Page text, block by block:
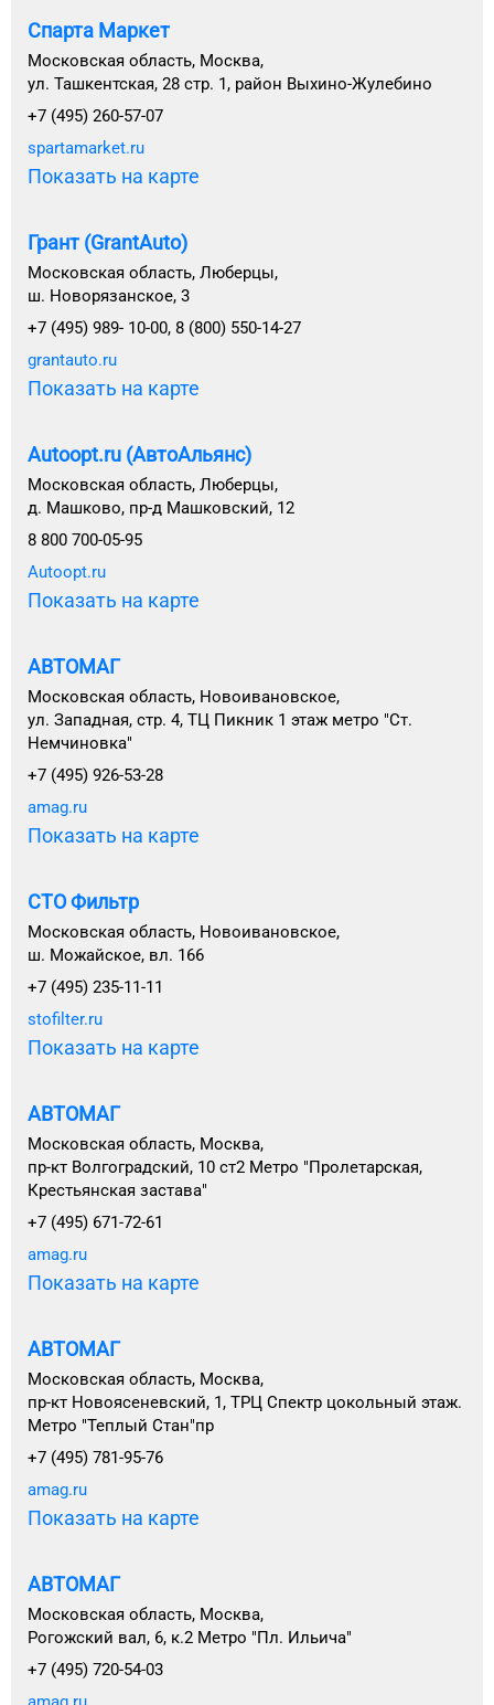
Спарта Маркет
Московская область, Москва,
ул. Ташкентская, 28 стр. 1, район Выхино-Жулебино
+7 (495) 260-57-07
spartamarket.ru
Показать на карте
Грант (GrantAuto)
Московская область, Люберцы,
ш. Новорязанское, 3
+7 (495) 989- 10-00, 8 (800) 550-14-27
grantauto.ru
Показать на карте
Autoopt.ru (АвтоАльянс)
Московская область, Люберцы,
д. Машково, пр-д Машковский, 12
8 800 700-05-95
Autoopt.ru
Показать на карте
АВТОМАГ
Московская область, Новоивановское,
ул. Западная, стр. 4, ТЦ Пикник 1 этаж метро "Ст.
Немчиновка"
+7 (495) 926-53-28
amag.ru
Показать на карте
СТО Фильтр
Московская область, Новоивановское,
ш. Можайское, вл. 166
+7 (495) 235-11-11
stofilter.ru
Показать на карте
АВТОМАГ
Московская область, Москва,
пр-кт Волгоградский, 10 ст2 Метро "Пролетарская,
Крестьянская застава"
+7 (495) 671-72-61
amag.ru
Показать на карте
АВТОМАГ
Московская область, Москва,
пр-кт Новоясеневский, 1, ТРЦ Спектр цокольный этаж.
Метро "Теплый Стан"пр
+7 (495) 781-95-76
amag.ru
Показать на карте
АВТОМАГ
Московская область, Москва,
Рогожский вал, 6, к.2 Метро "Пл. Ильича"
+7 (495) 720-54-03